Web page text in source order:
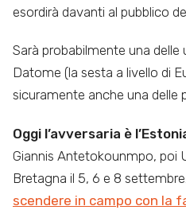
esordirà davanti al pubblico
Sarà probabilmente una
Datome (la sesta a livello di
sicuramente anche una delle
Oggi l’avversaria è
Giannis Antetokounmpo, poi
Bretagna il 5, 6 e 8
scendere in campo con la